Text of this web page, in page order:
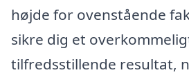
højde for ovenstående
sikre dig et
tilfredsstillende resultat,